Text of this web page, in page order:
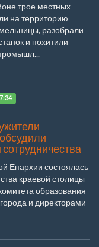
трое местных
на территорию
разобрали
и похитили
Епархии состоялась
краевой столицы
образования
и директорами